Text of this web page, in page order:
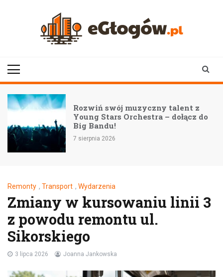
Rozwiń swój muzyczny talent z
Young Stars Orchestra – dołącz do
Big Bandu!
7 sierpnia 2026
Remonty , Transport , Wydarzenia
Zmiany w kursowaniu linii 3
z powodu remontu ul.
Sikorskiego
3 lipca 2026 Joanna Jankowska